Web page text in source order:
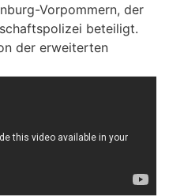
Vorpommern, der
beteiligt.
der erweiterten